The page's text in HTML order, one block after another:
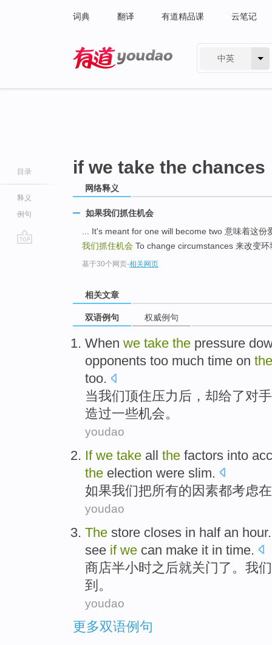
词典 翻译 有道精品课 云笔记
中英
目录
释义
例句
if we take the chances
网络释义
如果我们抓住机会
... It's meant for one will become two 意味着这
我们抓住机会 To change circumstances 来改变环
基于30个网页-相关网页
相关文章
双语例句 权威例句
When we take the pressure
opponents too much time on the
too.
当我们顶住压力 后 ，却给了对手
造过一些机会。
youdao
If we take all the factors into
the election were slim.
如果我们把所有的 因素都考虑
youdao
The store closes in half an hour
see if we can make it in time.
商店半小时之后就关门了。 我们
到。
youdao
更多双语例句